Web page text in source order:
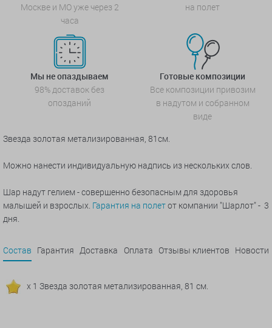
Москве и МО уже через 2
часа
на полет
Мы не опаздываем
98% доставок без
опозданий
Готовые композиции
Все композиции привозим
в надутом и собранном
виде
Звезда золотая метализированная, 81см.
Можно нанести индивидуальную надпись из нескольких слов.
Шар надут гелием - совершенно безопасным для здоровья
малышей и взрослых. Гарантия на полетот компании "Шарлот" - 3
дня.
Состав Гарантия Доставка Оплата Отзывы клиентов Новости
x 1 Звезда золотая метализированная, 81 см.